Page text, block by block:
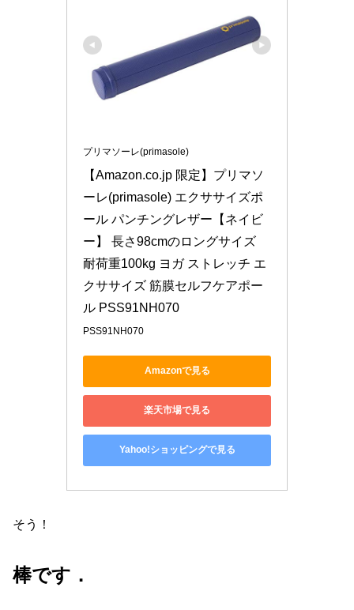
プリマソーレ(primasole)
【Amazon.co.jp 限定】プリマソ
ーレ(primasole) エクササイズポ
ール パンチングレザー【ネイビ
ー】 長さ98cmのロングサイズ
耐荷重100kg ヨガ ストレッチ エ
クササイズ 筋膜セルフケアポー
ル PSS91NH070
PSS91NH070
Amazonで見る
楽天市場で見る
Yahoo!ショッピングで見る
そう！
棒です．